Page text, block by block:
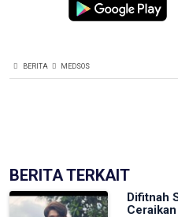
BERITA MEDSOS
BERITA TERKAIT
Difitnah